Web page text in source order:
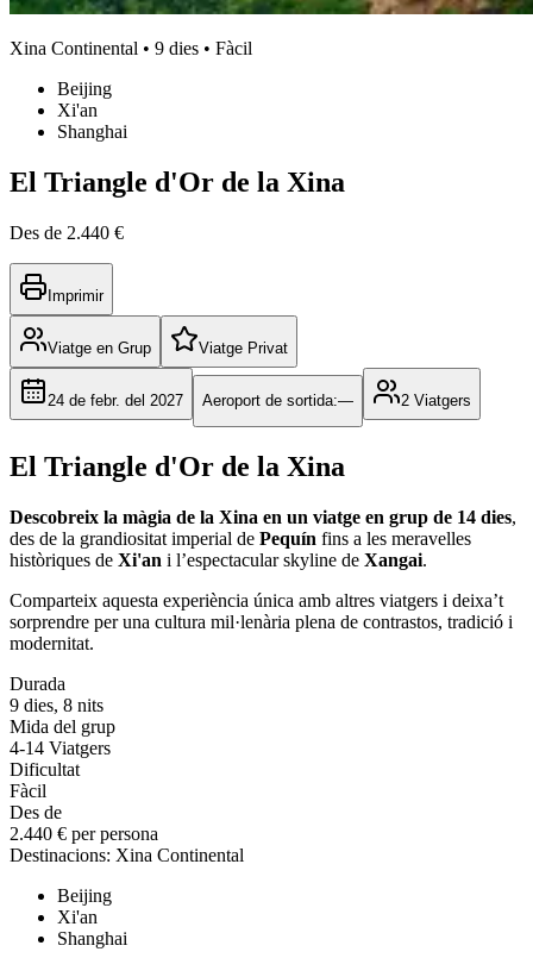
Xina Continental • 9 dies • Fàcil
Beijing
Xi'an
Shanghai
El Triangle d'Or de la Xina
Des de 2.440 €
Imprimir
Viatge en Grup Viatge Privat
24 de febr. del 2027 Aeroport de sortida:— 2 Viatgers
El Triangle d'Or de la Xina
Descobreix la màgia de la Xina en un viatge en grup de 14 dies,
des de la grandiositat imperial de Pequín fins a les meravelles
històriques de Xi'an i l’espectacular skyline de Xangai.
Comparteix aquesta experiència única amb altres viatgers i deixa’t
sorprendre per una cultura mil·lenària plena de contrastos, tradició i
modernitat.
Durada
9 dies, 8 nits
Mida del grup
4-14 Viatgers
Dificultat
Fàcil
Des de
2.440 € per persona
Destinacions: Xina Continental
Beijing
Xi'an
Shanghai